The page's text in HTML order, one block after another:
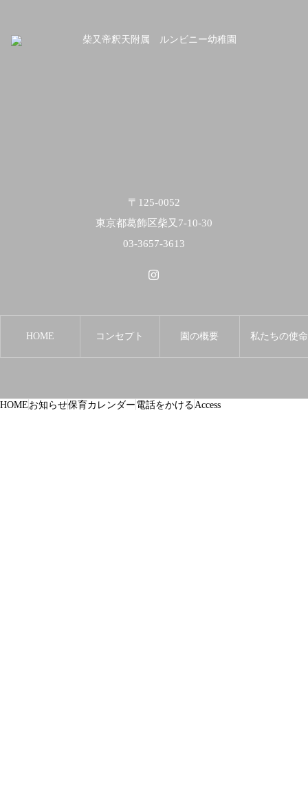
〒125-0052
東京都葛飾区柴又7-10-30
03-3657-3613
HOME コンセプト 園の概要 私たちの使命
HOME お知らせ保育カレンダー 電話をかける Access